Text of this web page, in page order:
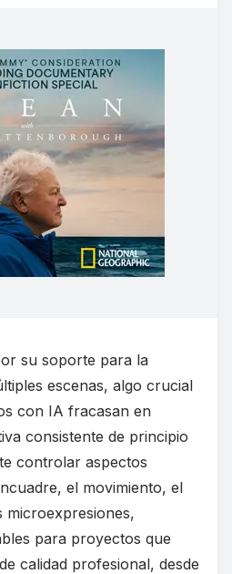
su soporte para la
escenas, algo crucial
con IA fracasan en
consistente de principio
controlar aspectos
el movimiento, el
microexpresiones,
para proyectos que
calidad profesional, desde